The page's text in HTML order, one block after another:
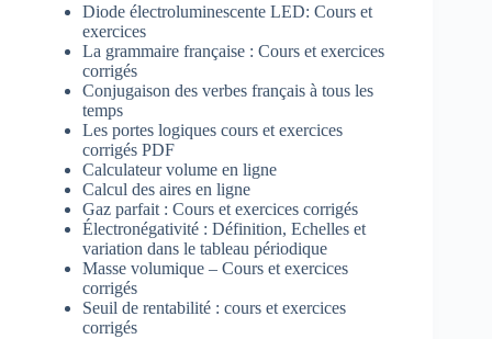
Diode électroluminescente LED: Cours et
exercices
La grammaire française : Cours et exercices
corrigés
Conjugaison des verbes français à tous les
temps
Les portes logiques cours et exercices
corrigés PDF
Calculateur volume en ligne
Calcul des aires en ligne
Gaz parfait : Cours et exercices corrigés
Électronégativité : Définition, Echelles et
variation dans le tableau périodique
Masse volumique – Cours et exercices
corrigés
Seuil de rentabilité : cours et exercices
corrigés